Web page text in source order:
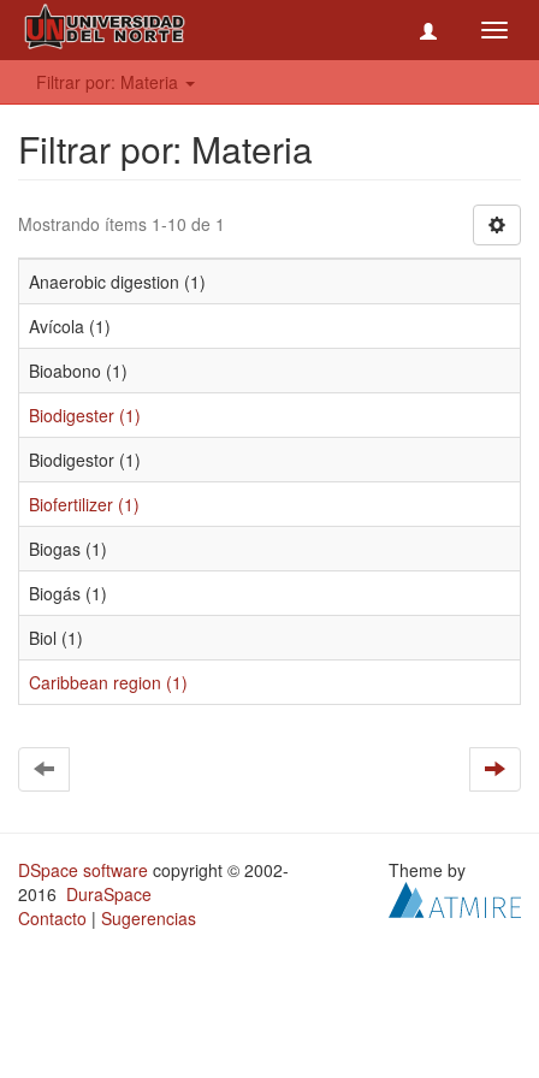
Filtrar por: Materia
Filtrar por: Materia
Mostrando ítems 1-10 de 1
Anaerobic digestion (1)
Avícola (1)
Bioabono (1)
Biodigester (1)
Biodigestor (1)
Biofertilizer (1)
Biogas (1)
Biogás (1)
Biol (1)
Caribbean region (1)
DSpace software copyright © 2002-
2016 DuraSpace
Contacto | Sugerencias
Theme by